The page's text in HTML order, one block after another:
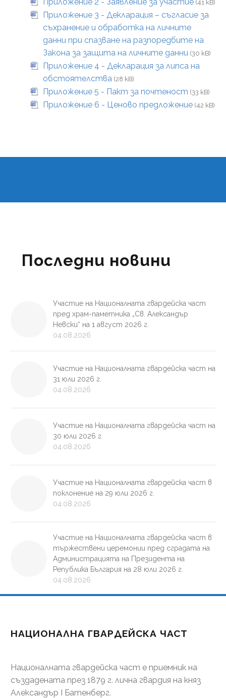
(41 kB)
Приложение 3 - Декларация – съгласие за
съхранение и обработка на личните
данни при спазване на разпоредбите на
Закона за защита на личните данни (30 kB)
Приложение 4 - Декларация за липса на
обстоятелства (28 kB)
Приложение 5 - Пакт за почтеност (33 kB)
Приложение 6 - Ценово предложение (42 kB)
Последни новини
Участие на Националната гвардейска част
пред храм-паметника „Св. Александър
Невски“ на 1 август 2026 г.
04.08.2026
Участие на Националната гвардейска част на
31 юли 2026 г.
04.08.2026
Участие на Националната гвардейска част на
30 юли 2026 г.
04.08.2026
Участие на Националната гвардейска част в
поклонение на 29 юли 2026 г.
04.08.2026
Участие на Националната гвардейска част в
тържествени церемонии пред сградата на
Администрацията на Президента на
Република България на 28 юли 2026 г.
04.08.2026
НАЦИОНАЛНА ГВАРДЕЙСКА ЧАСТ
Националната гвардейска част е приемник на
създадената през 1879 г. лична гвардия на княз
Александър І Батенберг.